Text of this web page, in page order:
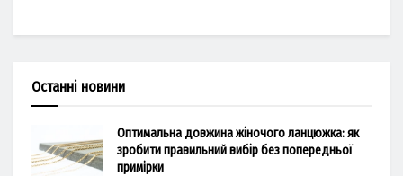
Останні новини
Оптимальна довжина жіночого ланцюжка: як
зробити правильний вибір без попередньої
примірки